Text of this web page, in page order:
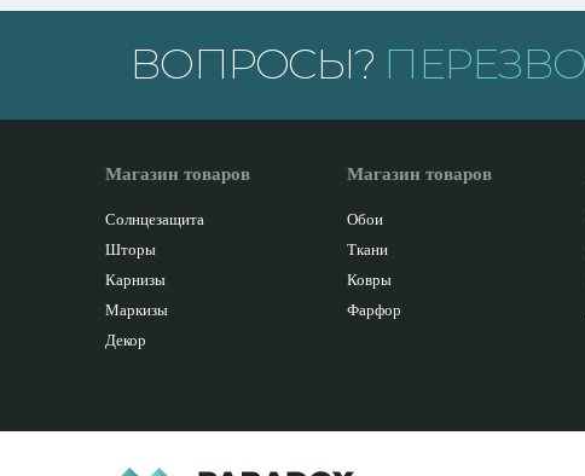
ВОПРОСЫ?
Магазин товаров
Солнцезащита
Шторы
Карнизы
Маркизы
Декор
Магазин товаров
Обои
Ткани
Ковры
Фарфор